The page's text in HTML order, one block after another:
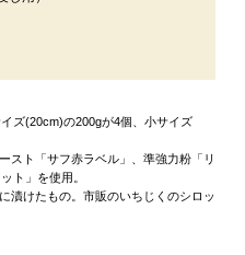
ズ(20cm)の200gが4個、小サイズ
スト「サフ赤ラベル」、準強力粉「リ
ト」を使用。
漬けたもの。市販のいちじくのシロッ